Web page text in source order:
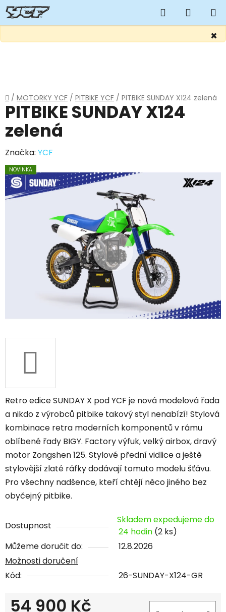
×
Hledat
KOŠÍK
Domů
/ MOTORKY YCF / PITBIKE YCF / PITBIKE SUNDAY X124 zelená
Retro edice SUNDAY X pod YCF je nová modelová řada
a nikdo z výrobců pitbike takový styl nenabízí! Stylová
kombinace retra moderních komponentů v rámu
oblíbené řady BIGY. Factory výfuk, velký airbox, dravý
motor Zongshen 125. Stylové přední vidlice a ještě
stylovější zlaté ráfky dodávají tomuto modelu šťávu.
Pro všechny nadšence, kteří chtějí něco jiného bez
obyčejný pitbike.
Dostupnost
Skladem expedujeme do
24 hodin (2 ks)
Můžeme doručit do:
12.8.2026
Možnosti doručení
Kód:
26-SUNDAY-X124-GR
54 900 Kč
PITBIKE SUNDAY X124
zelená
Značka: YCF
NOVINKA